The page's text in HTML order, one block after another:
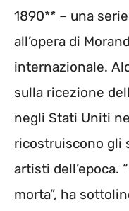
1890** – una
all’opera di
internazionale.
sulla ricezione
negli Stati Uniti
ricostruiscono gli
artisti dell’epoca.
morta”, ha